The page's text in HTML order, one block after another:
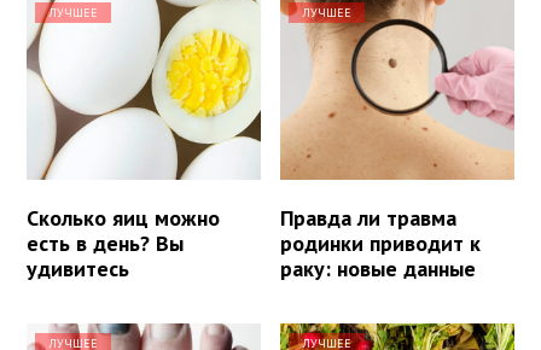
ЛУЧШЕЕ
Сколько яиц можно
есть в день? Вы
удивитесь
ЛУЧШЕЕ
Правда ли травма
родинки приводит к
раку: новые данные
ЛУЧШЕЕ ЛУЧШЕЕ